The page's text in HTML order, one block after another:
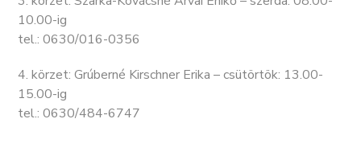
10.00-ig
tel.: 0630/016-0356
4. körzet: Grúberné Kirschner Erika – csütörtök: 13.00-
15.00-ig
tel.: 0630/484-6747